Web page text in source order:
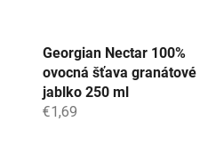
Georgian Nectar 100%
ovocná šťava granátové
jablko 250 ml
€1,69